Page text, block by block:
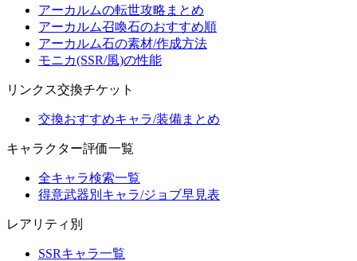
アーカルムの転世攻略まとめ
アーカルム召喚石のおすすめ順
アーカルム石の素材/作成方法
モニカ(SSR/風)の性能
リンクス交換チケット
交換おすすめキャラ/装備まとめ
キャラクター評価一覧
全キャラ検索一覧
得意武器別キャラ/ジョブ早見表
レアリティ別
SSRキャラ一覧